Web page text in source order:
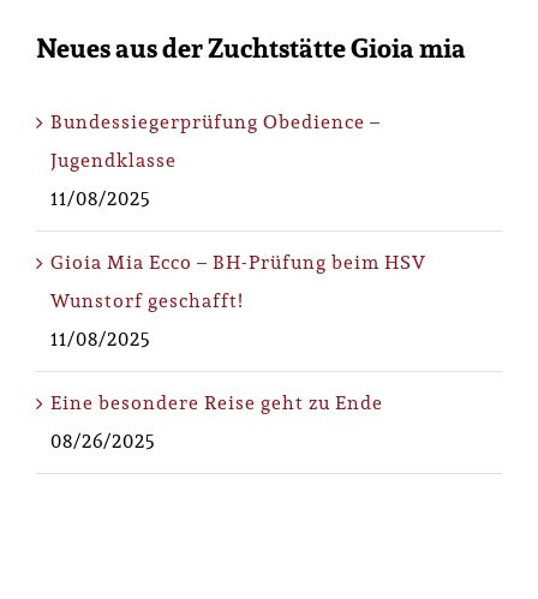
Neues aus der Zuchtstätte Gioia mia
Bundessiegerprüfung Obedience –
Jugendklasse
11/08/2025
Gioia Mia Ecco – BH-Prüfung beim HSV
Wunstorf geschafft!
11/08/2025
Eine besondere Reise geht zu Ende
08/26/2025